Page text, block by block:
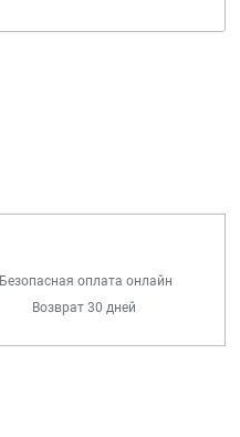
Безопасная оплата онлайн
Возврат 30 дней